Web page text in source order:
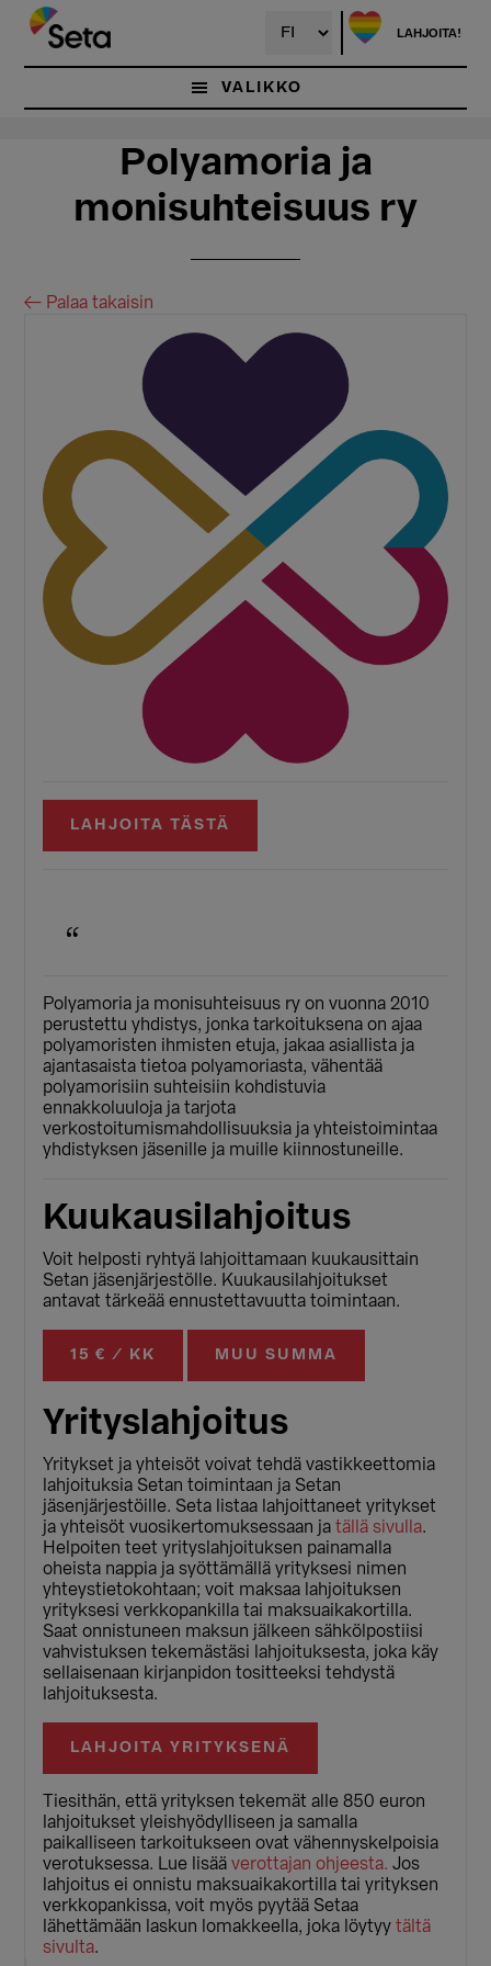
Hyppää
pääsisältöön
Hyppää
ensisijaiseen
sivupalkkiin
LAHJOITA!
VALIKKO
Polyamoria ja
monisuhteisuus ry
← Palaa takaisin
LAHJOITA TÄSTÄ
Polyamoria ja monisuhteisuus ry on vuonna 2010
perustettu yhdistys, jonka tarkoituksena on ajaa
polyamoristen ihmisten etuja, jakaa asiallista ja
ajantasaista tietoa polyamoriasta, vähentää
polyamorisiin suhteisiin kohdistuvia
ennakkoluuloja ja tarjota
verkostoitumismahdollisuuksia ja yhteistoimintaa
yhdistyksen jäsenille ja muille kiinnostuneille.
Kuukausilahjoitus
Voit helposti ryhtyä lahjoittamaan kuukausittain
Setan jäsenjärjestölle. Kuukausilahjoitukset
antavat tärkeää ennustettavuutta toimintaan.
15 € / KK MUU SUMMA
Yrityslahjoitus
Yritykset ja yhteisöt voivat tehdä vastikkeettomia
lahjoituksia Setan toimintaan ja Setan
jäsenjärjestöille. Seta listaa lahjoittaneet yritykset
ja yhteisöt vuosikertomuksessaan jatällä sivulla.
Helpoiten teet yrityslahjoituksen painamalla
oheista nappia ja syöttämällä yrityksesi nimen
yhteystietokohtaan; voit maksaa lahjoituksen
yrityksesi verkkopankilla tai maksuaikakortilla.
Saat onnistuneen maksun jälkeen sähkölpostiisi
vahvistuksen tekemästäsi lahjoituksesta, joka käy
sellaisenaan kirjanpidon tositteeksi tehdystä
lahjoituksesta.
LAHJOITA YRITYKSENÄ
Tiesithän, että yrityksen tekemät alle 850 euron
lahjoitukset yleishyödylliseen ja samalla
paikalliseen tarkoitukseen ovat vähennyskelpoisia
verotuksessa. Lue lisääverottajan ohjeesta. Jos
lahjoitus ei onnistu maksuaikakortilla tai yrityksen
verkkopankissa, voit myös pyytää Setaa
lähettämään laskun lomakkeella, joka löytyytältä
sivulta.